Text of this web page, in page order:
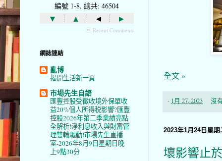
全文 »
- 1月 27, 2023 沒
2023年1月24日星期
壞影響止
編號 1-8, 總共: 46504
▾ ▴ ◂ ▸
ⓦ Recent Comments
網誌連結
亂博
揭開生活新一頁
市場先生自語
匯豐控股受徵收境外保單收
益20%個人所得税影響?匯豐
控股2026年第二季業績亮點
全解析!淨利息收入與財富管
理雙輪驅動!市場先生直播
室-2026年8月9日星期日晚
上9點30分